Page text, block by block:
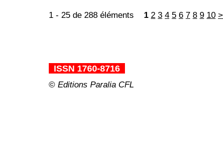
1 - 25 de 288 éléments 1 2 3 4 5 6 7 8 9 10 >
ISSN 1760-8716
© Editions Paralia CFL